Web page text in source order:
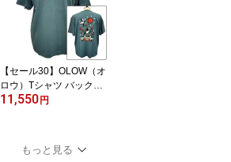
ランドレイン】
【セール30】OLOW（オ
ロウ）Tシャツ バックプ
リント "blue Brière"イラ
シルエット Jasper Van G
estel ジャスパー・ヴァ
11,550 円
もっと見る